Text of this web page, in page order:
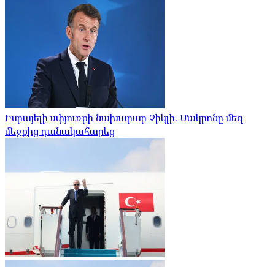
Իսրայելի սփյուռքի նախարար Չիկլի. Մակրոնը մեզ
մեջքից դանակահարեց